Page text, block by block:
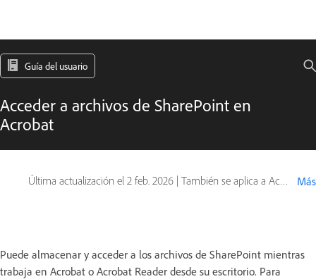
Guía del usuario
Acceder a archivos de SharePoint en
Acrobat
Última actualización el 2 feb. 2026 | También se aplica a Acrobat Reader, Adobe Acrobat 2017, Adobe Acrobat 2020 Más
Puede almacenar y acceder a los archivos de SharePoint mientras
trabaja en Acrobat o Acrobat Reader desde su escritorio. Para